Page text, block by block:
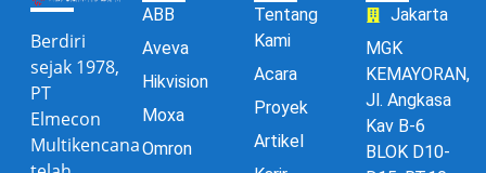
Berdiri
sejak 1978,
PT
Elmecon
Multikencana
ABB
Aveva
Hikvision
Moxa
Omron
Tentang
Kami
Acara
Proyek
Artikel
Jakarta
MGK
KEMAYORAN,
Jl. Angkasa
Kav B-6
BLOK D10-